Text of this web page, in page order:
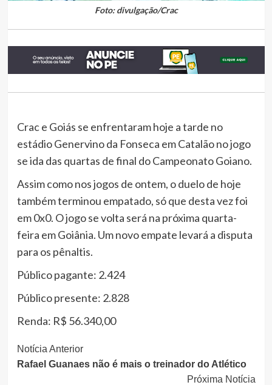
Foto: divulgação/Crac
Crac e Goiás se enfrentaram hoje a tarde no
estádio Genervino da Fonseca em Catalão no jogo
se ida das quartas de final do Campeonato Goiano.
Assim como nos jogos de ontem, o duelo de hoje
também terminou empatado, só que desta vez foi
em 0x0. O jogo se volta será na próxima quarta-
feira em Goiânia. Um novo empate levará a disputa
para os pênaltis.
Público pagante: 2.424
Público presente: 2.828
Renda: R$ 56.340,00
Continue
Lendo
Notícia Anterior
Rafael Guanaes não é mais o treinador do Atlético
Próxima Notícia